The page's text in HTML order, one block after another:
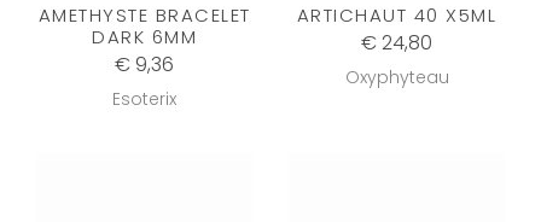
AMETHYSTE BRACELET
DARK 6MM
€ 9,36
Esoterix
ARTICHAUT 40 X5ML
€ 24,80
Oxyphyteau